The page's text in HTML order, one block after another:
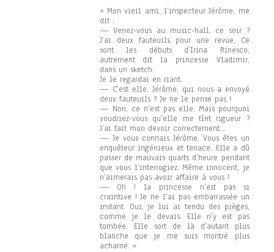
« Mon vieil ami, l’inspecteur Jérôme, me
dit :
— Venez-vous au music-hall, ce soir ?
J’ai deux fauteuils pour une revue. Ce
sont les débuts d’Irina Rinesco,
autrement dit la princesse Vladimir,
dans un sketch.
Je le regardai en riant.
— C’est elle, Jérôme, qui nous a envoyé
deux fauteuils ? Je ne le pense pas !
— Non, ce n’est pas elle. Mais pourquoi
voudriez-vous qu’elle me tînt rigueur ?
J’ai fait mon devoir correctement…
— Je vous connais Jérôme. Vous êtes un
enquêteur ingénieux et tenace. Elle a dû
passer de mauvais quarts d’heure pendant
que vous l’interrogiez. Même innocent, je
n’aimerais pas avoir affaire à vous !
— Oh ! la princesse n’est pas si
craintive ! Je ne l’ai pas embarrassée un
instant. Oui, je lui ai tendu des pièges,
comme je le devais. Elle n’y est pas
tombée. Elle sort de là d’autant plus
blanche que je me suis montré plus
acharné. »